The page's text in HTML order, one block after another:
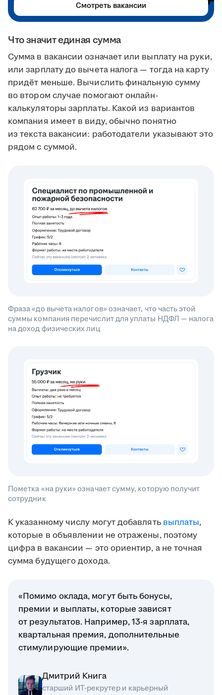
Что значит единая сумма
Сумма в вакансии означает или выплату на руки,
или зарплату до вычета налога — тогда на карту
придёт меньше. Вычислить финальную сумму
во втором случае помогают онлайн-
калькуляторы зарплаты. Какой из вариантов
компания имеет в виду, обычно понятно
из текста вакансии: работодатели указывают это
рядом с суммой.
Фраза «до вычета налогов» означает, что часть этой
суммы компания перечислит для уплаты НДФЛ — налога
на доход физических лиц
Пометка «на руки» означает сумму, которую получит
сотрудник
К указанному числу могут добавлять выплаты,
которые в объявлении не отражены, поэтому
цифра в вакансии — это ориентир, а не точная
сумма будущего дохода.
«Помимо оклада, могут быть бонусы,
премии и выплаты, которые зависят
от результатов. Например, 13-я зарплата,
квартальная премия, дополнительные
стимулирующие премии».
Дмитрий Книга
старший ИТ-рекрутер и карьерный
Смотреть вакансии